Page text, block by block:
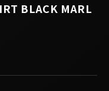
BLACK MARL